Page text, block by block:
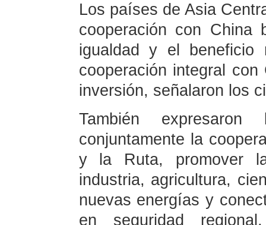
Los países de Asia
cooperación con China
igualdad y el beneficio
cooperación integral
inversión, señalaron los
También
conjuntamente la
y la Ruta, promover
industria, agricultura,
nuevas energías y
en seguridad